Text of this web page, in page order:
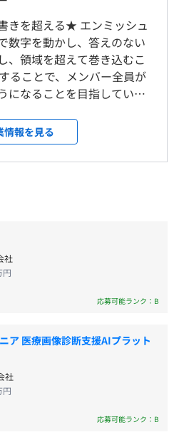
客管理）+MA（マーケティング
ムの受託開発（ヒアリング、要
ト、運用）
受託開発（ヒアリング、要件定
発（ヒアリング、要件定義、設
スの開発／運用保守
します。（※受験回数による規
ーシップを早期に獲得できる環
すのでご相談ください。
能性あり
は業務の都合により各々の自
／月
コンサルタント関連資格取得
に住んでいる方）
きを超える★ エンミッシュ
数字を動かし、答えのない
、領域を超えて巻き込むこ
ることで、メンバー全員が
になることを目指していま
・運用、DXコンサルティン
ルティング、BPO、インタ
いソリューションを提供
ィング事業においては、
いノウハウと技術力を持つ
実現するためのシステム
また、BtoBセー
では、「新規営業を最大
げ、成果最大化のための
【事業内容】
MA領域を中心として
推進しています。 利活用を
知識のみでは不十分なこ
ールス＆マーケティングの
ウハウと技術力をもって
のシステム構築をいたしま
情報を見る
社
円
応募可能ランク：B
ア 医療画像診断支援AIプラット
社
円
応募可能ランク：B